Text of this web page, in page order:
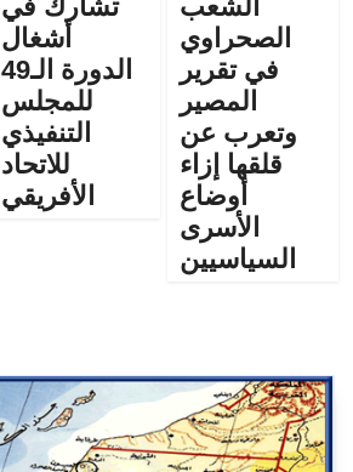
الشعب
الصحراوي
في تقرير
المصير
وتعرب عن
قلقها إزاء
أوضاع
الأسرى
السياسيين
تشارك في
أشغال
الدورة الـ49
للمجلس
التنفيذي
للاتحاد
الأفريقي